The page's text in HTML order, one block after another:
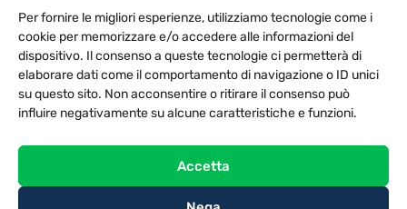
Per fornire le migliori esperienze, utilizziamo tecnologie come i
cookie per memorizzare e/o accedere alle informazioni del
dispositivo. Il consenso a queste tecnologie ci permetterà di
elaborare dati come il comportamento di navigazione o ID unici
su questo sito. Non acconsentire o ritirare il consenso può
influire negativamente su alcune caratteristiche e funzioni.
Accetta
NOTE LEGALI
CONTATTACI PREFERENZE
TV LIBERA S.P.A.
Via Monteleonese 95/21 – 51100 Pistoia (PT)
Tel. 0573.9136 / Fax 0573.913615